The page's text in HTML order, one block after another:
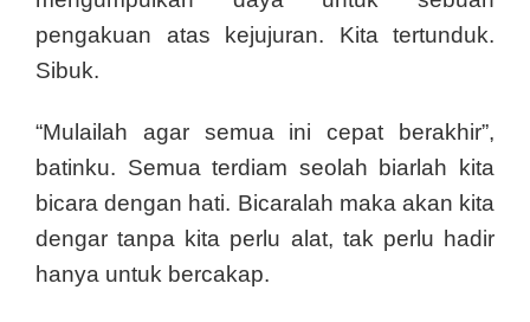
pengakuan atas kejujuran. Kita tertunduk.
Sibuk.
“Mulailah agar semua ini cepat berakhir”,
batinku. Semua terdiam seolah biarlah kita
bicara dengan hati. Bicaralah maka akan kita
dengar tanpa kita perlu alat, tak perlu hadir
hanya untuk bercakap.